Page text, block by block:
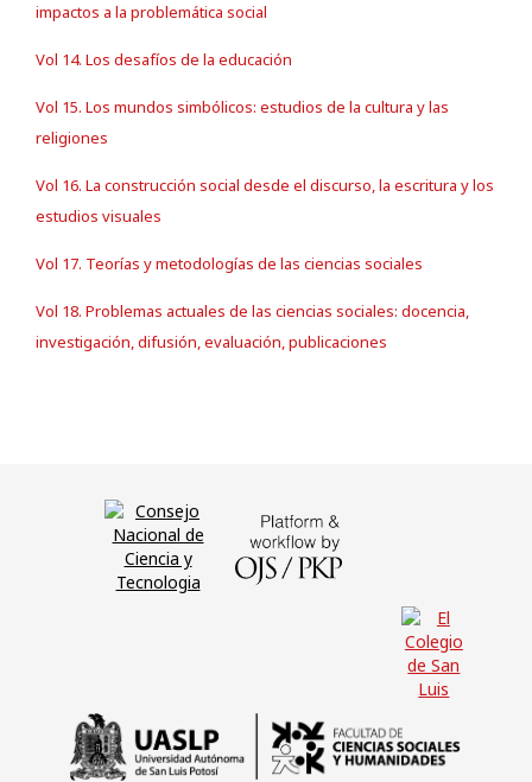
impactos a la problemática social
Vol 14. Los desafíos de la educación
Vol 15. Los mundos simbólicos: estudios de la cultura y las
religiones
Vol 16. La construcción social desde el discurso, la escritura y los
estudios visuales
Vol 17. Teorías y metodologías de las ciencias sociales
Vol 18. Problemas actuales de las ciencias sociales: docencia,
investigación, difusión, evaluación, publicaciones